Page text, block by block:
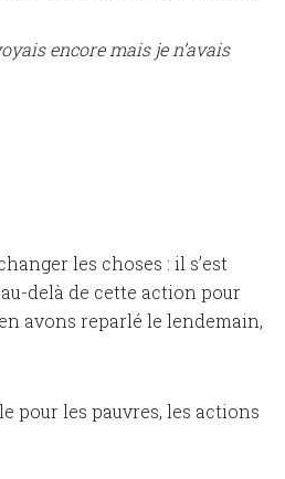
encore mais je n’avais
les choses : il s’est
delà de cette action pour
avons reparlé le lendemain,
pour les pauvres, les actions